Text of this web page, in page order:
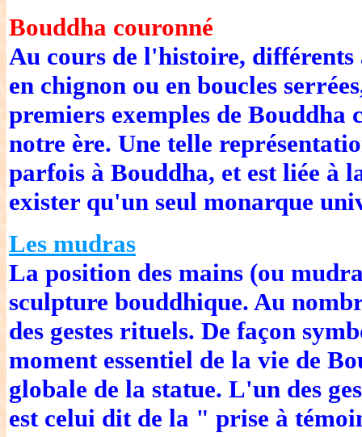
Bouddha couronné
Au cours de l'histoire, différents
en chignon ou en boucles
premiers exemples de Bouddha
notre ère. Une telle
parfois à Bouddha, et est liée à
exister qu'un seul monarque
Les mudras
La position des mains (ou
sculpture bouddhique. Au
des gestes rituels. De façon
moment essentiel de la vie de
globale de la statue. L'un des
est celui dit de la " prise à